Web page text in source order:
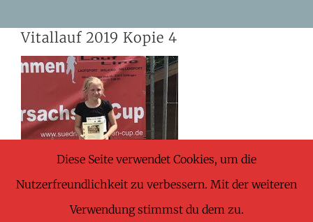
content
Vitallauf 2019 Kopie 4
Diese Seite verwendet Cookies, um die
Nutzerfreundlichkeit zu verbessern. Mit der weiteren
Verwendung stimmst du dem zu.